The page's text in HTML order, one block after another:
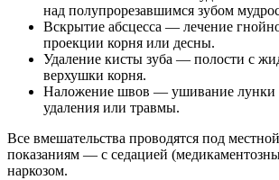
над полупрорезавшимся зубом
Вскрытие абсцесса — лечение
проекции корня или десны.
Удаление кисты зуба — полости с
верхушки корня.
Наложение швов — ушивание лунки
удаления или травмы.
Все вмешательства проводятся под
показаниям — с седацией
наркозом.